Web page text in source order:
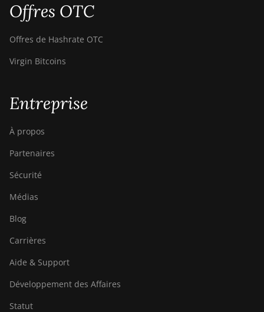
Offres OTC
Offres de Hashrate OTC
Virgin Bitcoins
Entreprise
À propos
Partenaires
Sécurité
Médias
Blog
Carrières
Aide & Support
Développement des Affaires
Statut